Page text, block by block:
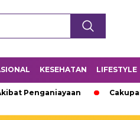
KESEHATAN LIFESTYLE
Cakupan ORI